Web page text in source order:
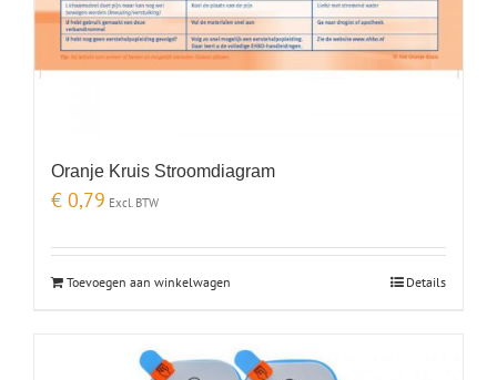
Oranje Kruis Stroomdiagram
€ 0,79 Excl. BTW
Toevoegen aan winkelwagen Details